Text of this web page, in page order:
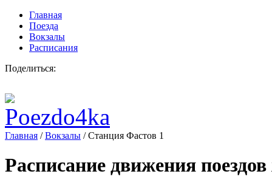
Главная
Поезда
Вокзалы
Расписания
Поделиться:
Главная /Вокзалы /Станция Фастов 1
Расписание движения